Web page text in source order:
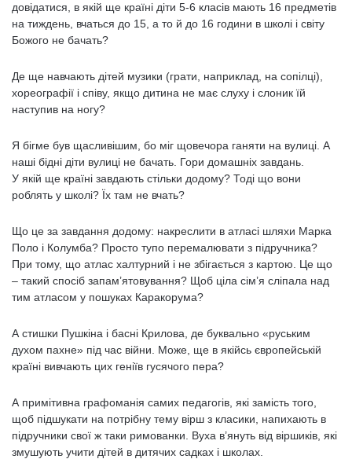
довідатися, в якій ще країні діти 5-6 класів мають 16 предметів
на тиждень, вчаться до 15, а то й до 16 години в школі і світу
Божого не бачать?
Де ще навчають дітей музики (грати, наприклад, на сопілці),
хореографії і співу, якщо дитина не має слуху і слоник їй
наступив на ногу?
Я бігме був щасливішим, бо міг щовечора ганяти на вулиці. А
наші бідні діти вулиці не бачать. Гори домашніх завдань.
У якій ще країні завдають стільки додому? Тоді що вони
роблять у школі? Їх там не вчать?
Що це за завдання додому: накреслити в атласі шляхи Марка
Поло і Колумба? Просто тупо перемалювати з підручника?
При тому, що атлас халтурний і не збігається з картою. Це що
– такий спосіб запам’ятовування? Щоб ціла сім’я сліпала над
тим атласом у пошуках Каракорума?
А стишки Пушкіна і басні Крилова, де буквально «руським
духом пахне» під час війни. Може, ще в якійсь європейській
країні вивчають цих геніїв гусячого пера?
А примітивна графоманія самих педагогів, які замість того,
щоб підшукати на потрібну тему вірш з класики, напихають в
підручники свої ж таки римованки. Вуха в’януть від віршиків, які
змушують учити дітей в дитячих садках і школах.